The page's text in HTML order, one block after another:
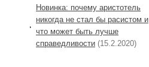
Новинка: почему аристотель
никогда не стал бы расистом и
что может быть лучше
справедливости (15.2.2020)